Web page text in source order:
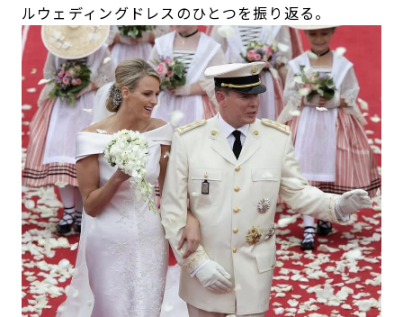
ルウェディングドレスのひとつを振り返る。